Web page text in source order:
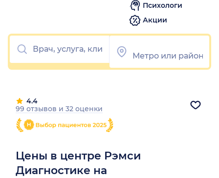
Психологи
Акции
Цены в центре Рэмси
Диагностике на
4.4
99 отзывов и 32 оценки